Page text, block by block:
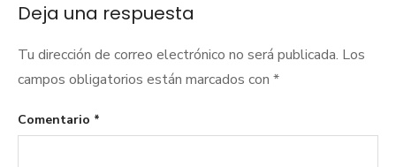
entradas
Deja una respuesta
Tu dirección de correo electrónico no será publicada. Los
campos obligatorios están marcados con *
Comentario *